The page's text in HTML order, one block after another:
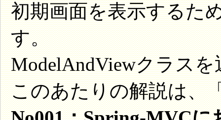
初期画面を表示するた
す。
ModelAndViewクラス
このあたりの解説は、